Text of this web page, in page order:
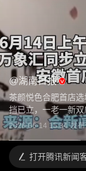
@湖南日报
茶颜悦色合肥首店
挡已立，一老一新
2026-06-14 15:34 发
打开腾讯新闻